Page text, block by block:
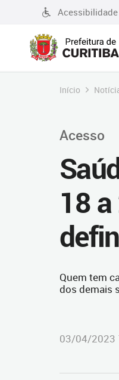
Acessibilidade
Início
Acesso
18
Quem tem
dos demais
03/04/2023